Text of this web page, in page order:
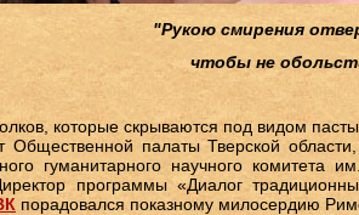
"Рукою смирения
чтобы не
которые скрываются под видом
Общественной палаты Тверской
гуманитарного научного комитета
программы «Диалог
порадовался показному милосердию